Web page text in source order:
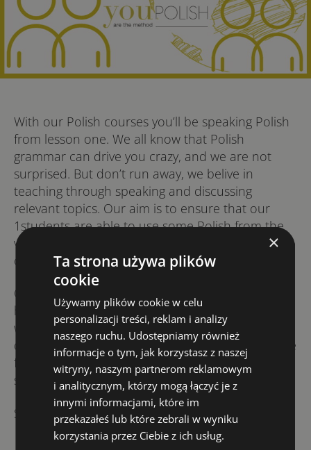
With our Polish courses you’ll be speaking Polish
from lesson one. We all know that Polish
grammar can drive you crazy, and we are not
surprised. But don’t run away, we belive in
teaching through speaking and discussing
relevant topics. Our aim is to ensure that our
1students are able to use some Polish from the
very first lesson. We want them to feel
comfortable while speaking it.
Our students are from across the globe. They
have chosen Wrocław as their home or
workplace. A quick and easy sample of what we
do here at the YouPolish language school, can be
found at the link below. Check out what our
students think about learning Polish! Enjoy!
See You at YouEnglish School!
×
Ta strona używa plików
cookie
Używamy plików cookie w celu
personalizacji treści, reklam i analizy
naszego ruchu. Udostępniamy również
informacje o tym, jak korzystasz z naszej
witryny, naszym partnerom reklamowym
i analitycznym, którzy mogą łączyć je z
innymi informacjami, które im
przekazałeś lub które zebrali w wyniku
korzystania przez Ciebie z ich usług.